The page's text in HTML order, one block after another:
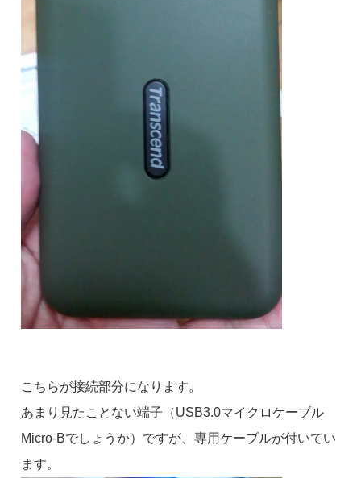
こちらが接続部分になります。
あまり見たことない端子（USB3.0マイクロケーブル
Micro-Bでしょうか）ですが、専用ケーブルが付いてい
ます。